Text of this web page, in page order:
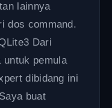
lainnya
dos command.
Dari
untuk pemula
dibidang ini
buat